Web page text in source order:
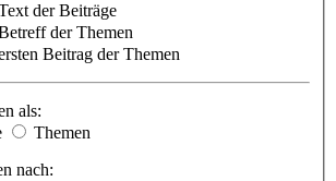
der Beiträge
der Themen
Beitrag der Themen
als:
Themen
nach: